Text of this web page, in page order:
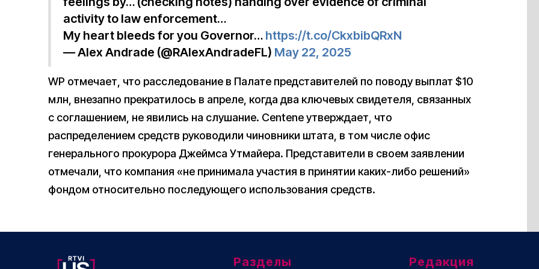
activity to law enforcement…
My heart bleeds for you Governor… https://t.co/CkxbibQRxN
— Alex Andrade (@RAlexAndradeFL) May 22, 2025
WP отмечает, что расследование в Палате представителей по поводу выплат $10
млн, внезапно прекратилось в апреле, когда два ключевых свидетеля, связанных
с соглашением, не явились на слушание. Centene утверждает, что
распределением средств руководили чиновники штата, в том числе офис
генерального прокурора Джеймса Утмайера. Представители в своем заявлении
отмечали, что компания «не принимала участия в принятии каких-либо решений»
фондом относительно последующего использования средств.
Разделы Редакция